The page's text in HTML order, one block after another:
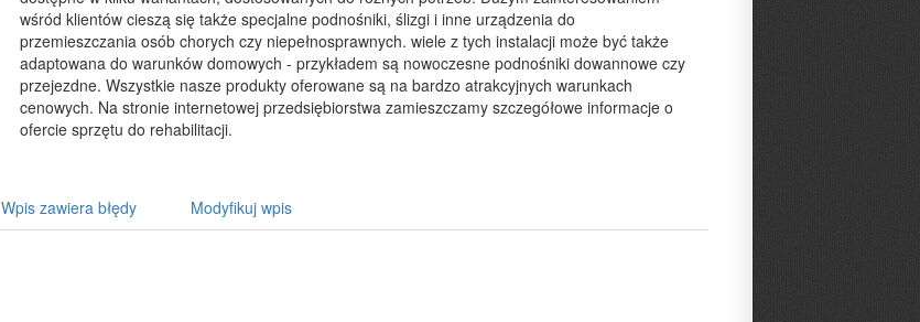
wśród klientów cieszą się także specjalne podnośniki, ślizgi i inne urządzenia do
przemieszczania osób chorych czy niepełnosprawnych. wiele z tych instalacji może być także
adaptowana do warunków domowych - przykładem są nowoczesne podnośniki dowannowe czy
przejezdne. Wszystkie nasze produkty oferowane są na bardzo atrakcyjnych warunkach
cenowych. Na stronie internetowej przedsiębiorstwa zamieszczamy szczegółowe informacje o
ofercie sprzętu do rehabilitacji.
Wpis zawiera błędy Modyfikuj wpis